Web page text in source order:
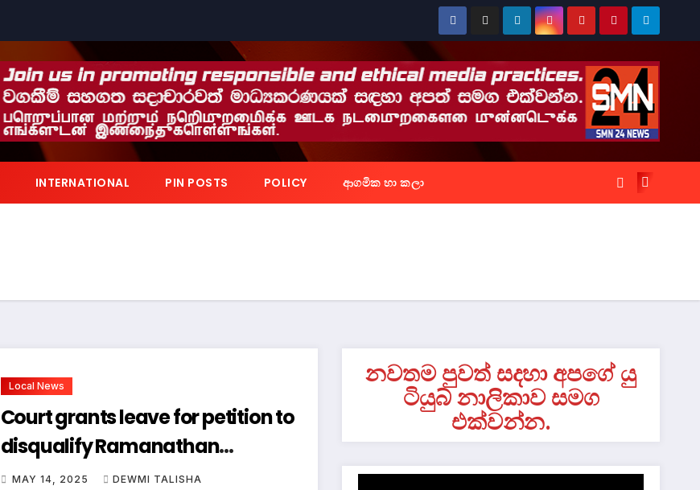
INTERNATIONAL PIN POSTS POLICY ආගමික හා කලා
Local News
Court grants leave for petition to
disqualify Ramanathan
Archchuna as MP
MAY 14, 2025 DEWMI TALISHA
නවතම පුවත් සදහා අපගේ යු
ටියුබ් නාලිකාව සමග
එක්වන්න.